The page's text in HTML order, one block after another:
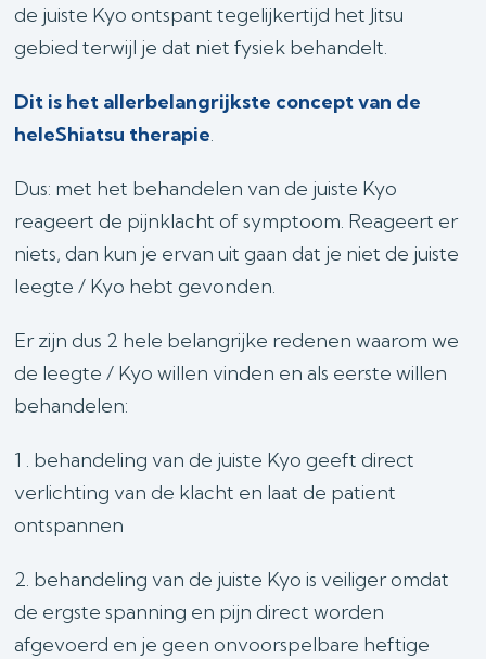
de juiste Kyo ontspant tegelijkertijd het Jitsu
gebied terwijl je dat niet fysiek behandelt.
Dit is het allerbelangrijkste concept van de
heleShiatsu therapie
Dus: met het behandelen van de juiste Kyo
reageert de pijnklacht of symptoom. Reageert er
niets, dan kun je ervan uit gaan dat je niet de juiste
leegte / Kyo hebt gevonden.
Er zijn dus 2 hele belangrijke redenen waarom we
de leegte / Kyo willen vinden en als eerste willen
behandelen:
1 . behandeling van de juiste Kyo geeft direct
verlichting van de klacht en laat de patient
ontspannen
2. behandeling van de juiste Kyo is veiliger omdat
de ergste spanning en pijn direct worden
afgevoerd en je geen onvoorspelbare heftige